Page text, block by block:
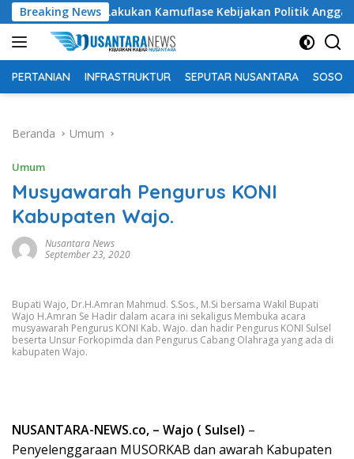
Langsung
ke
konten
Breaking News
Lakukan Kamuflase Kebijakan Politik Anggaran
PERTANIAN INFRASTRUKTUR SEPUTAR NUSANTARA SOSOK
Beranda Umum
Umum
Musyawarah Pengurus KONI
Kabupaten Wajo.
Nusantara News
September 23, 2020
Bupati Wajo, Dr.H.Amran Mahmud. S.Sos., M.Si bersama Wakil Bupati
Wajo H.Amran Se Hadir dalam acara ini sekaligus Membuka acara
musyawarah Pengurus KONI Kab. Wajo. dan hadir Pengurus KONI Sulsel
beserta Unsur Forkopimda dan Pengurus Cabang Olahraga yang ada di
kabupaten Wajo.
NUSANTARA-NEWS.co, – Wajo ( Sulsel) –
Penyelenggaraan MUSORKAB dan awarah Kabupaten